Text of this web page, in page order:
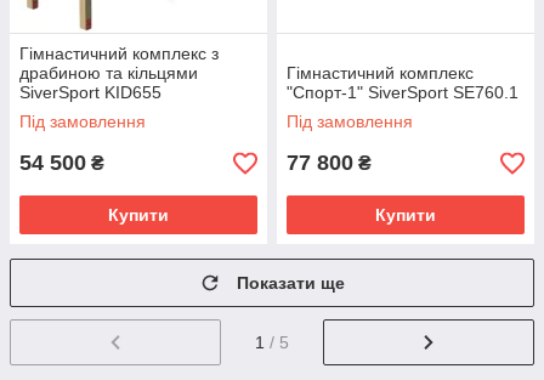
Гімнастичний комплекс з
драбиною та кільцями
SiverSport KID655
Під замовлення
54 500 ₴
Купити
Гімнастичний комплекс
"Спорт-1" SiverSport SE760.1
Під замовлення
77 800 ₴
Купити
Показати ще
1 / 5